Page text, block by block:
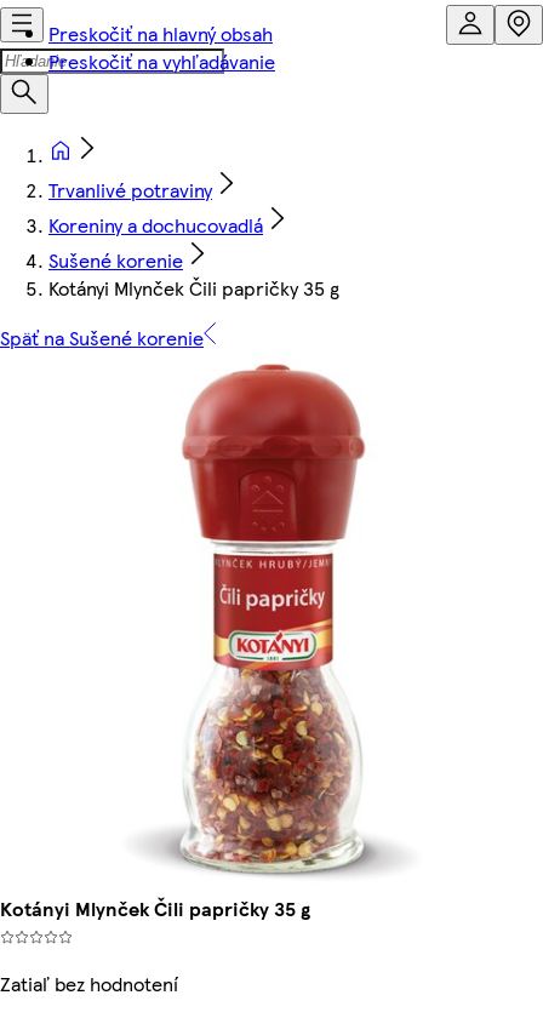
Preskočiť na hlavný obsah
Preskočiť na vyhľadávanie
Trvanlivé potraviny
Koreniny a dochucovadlá
Sušené korenie
Kotányi Mlynček Čili papričky 35 g
Späť na Sušené korenie
Kotányi Mlynček Čili papričky 35 g
Zatiaľ bez hodnotení